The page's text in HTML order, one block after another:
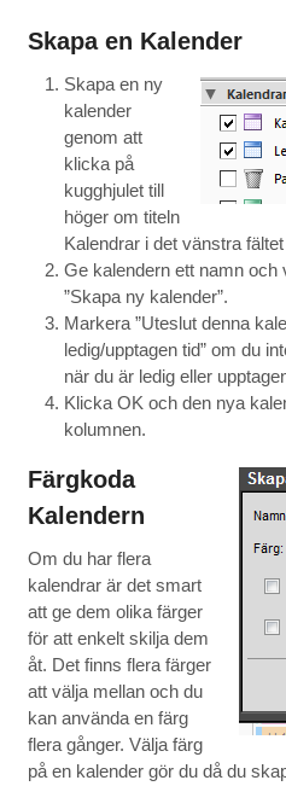
Skapa en Kalender
Skapa en ny
kalender
genom att
klicka på
kugghjulet till
höger om titeln
Kalendrar i det vänstra
Ge kalendern ett namn och
”Skapa ny kalender”.
Markera ”Uteslut denna
ledig/upptagen tid” om du
när du är ledig eller
Klicka OK och den nya
kolumnen.
Färgkoda
Kalendern
Om du har flera
kalendrar är det smart
att ge dem olika färger
för att enkelt skilja dem
åt. Det finns flera färger
att välja mellan och du
kan använda en färg
flera gånger. Välja färg
på en kalender gör du då du